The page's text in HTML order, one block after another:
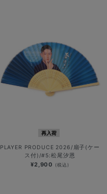
再入荷
PLAYER PRODUCE 2026/扇子(ケー
ス付)/#5:松尾汐恩
¥2,900 (税込)